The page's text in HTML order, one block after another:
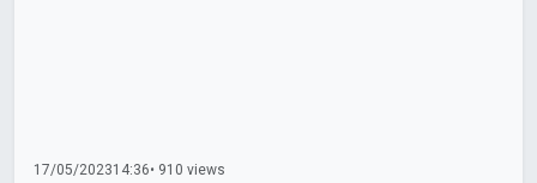
17/05/202314:36• 910 views